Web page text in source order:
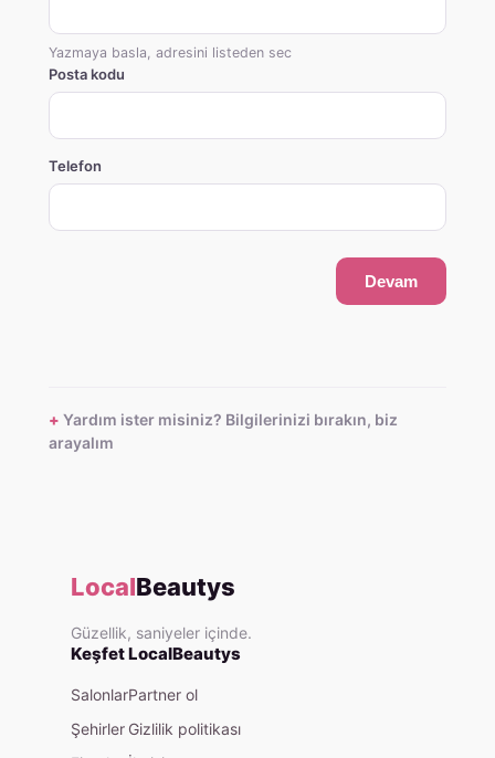
Yazmaya basla, adresini listeden sec
Posta kodu
Telefon
Devam
Yardım ister misiniz? Bilgilerinizi bırakın, biz
arayalım
LocalBeautys
Güzellik, saniyeler içinde.
Keşfet
Salonlar
Şehirler
LocalBeautys
Partner ol
Gizlilik politikası